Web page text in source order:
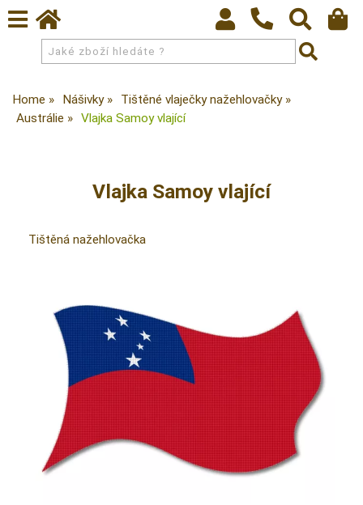
Home Nášivky
Tištěné vlaječky nažehlovačky
Austrálie
Vlajka Samoy vlající
Vlajka Samoy vlající
Tištěná nažehlovačka